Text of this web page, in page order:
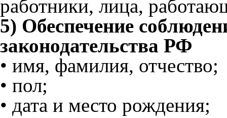
работники, лица,
5) Обеспечение
законодательства РФ
• имя, фамилия, отчество;
• пол;
• дата и место рождения;